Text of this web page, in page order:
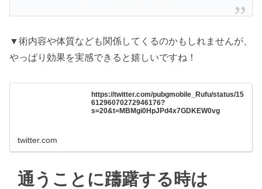
▼術内容や体質なども関係してくるのかもしれませんが、
やっぱり効果を実感できると嬉しいですね！
https://twitter.com/pubgmobile_Rufu/status/15
61296070272946176?
s=20&t=MBMgi0HpJPd4x7GDKEW0vg
twitter.com
通うことに躊躇する時は